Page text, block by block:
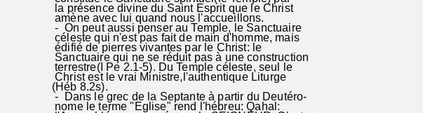
la présence divine du Saint Esprit que le Christ
amène avec lui quand nous l'accueillons.
- On peut aussi penser au Temple, le Sanctuaire
céleste qui n'est pas fait de main d'homme, mais
édifié de pierres vivantes par le Christ: le
Sanctuaire qui ne se réduit pas à une construction
terrestre(I Pe 2.1-5). Du Temple céleste, seul le
Christ est le vrai Ministre,l'authentique Liturge
(Héb 8.2s).
- Dans le grec de la Septante à partir du Deutéro-
nome le terme "Eglise" rend l'hébreu: Qahal: